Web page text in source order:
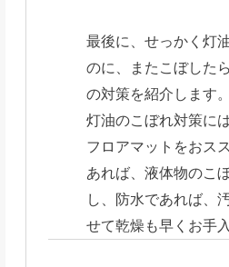
最後に、せっかく灯
のに、またこぼした
の対策を紹介します。
灯油のこぼれ対策に
フロアマットをおス
あれば、液体物のこ
し、防水であれば、
せて乾燥も早くお手